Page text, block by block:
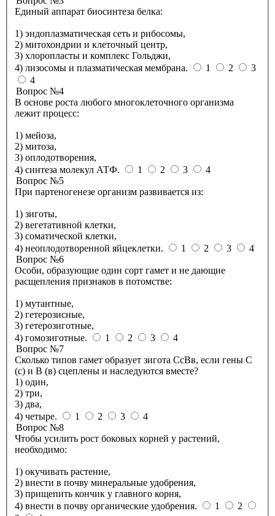
Единый аппарат биосинтеза белка:
1) эндоплазматическая сеть и рибосомы,
2) митохондрии и клеточный центр,
3) хлоропласты и комплекс Гольджи,
4) лизосомы и плазматическая мембрана.
1 2
3
4
Вопрос №4
В основе роста любого многоклеточного организма
лежит процесс:
1) мейоза,
2) митоза,
3) оплодотворения,
4) синтеза молекул АТФ.
1 2 3
4
Вопрос №5
При партеногенезе организм развивается из:
1) зиготы,
2) вегетативной клетки,
3) соматической клетки,
4) неоплодотворенной яйцеклетки.
1 2 3
4
Вопрос №6
Особи, образующие один сорт гамет и не дающие
расщепления признаков в потомстве:
1) мутантные,
2) гетерозисные,
3) гетерозиготные,
4) гомозиготные.
1 2 3
4
Вопрос №7
Сколько типов гамет образует зигота СсВв, если гены С
(с) и В (в) сцеплены и наследуются вместе?
1) один,
2) три,
3) два,
4) четыре.
1 2 3
4
Вопрос №8
Чтобы усилить рост боковых корней у растений,
необходимо:
1) окучивать растение,
2) внести в почву минеральные удобрения,
3) прищепить кончик у главного корня,
4) внести в почву органические удобрения.
1
2